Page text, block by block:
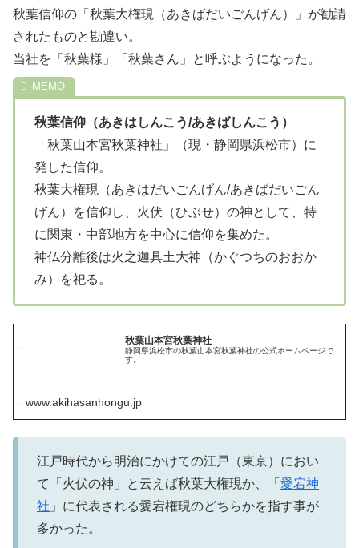
秋葉信仰の「秋葉大権現（あきばだいごんげん）」が勧請
されたものと勘違い。
当社を「秋葉様」「秋葉さん」と呼ぶようになった。
秋葉信仰（あきはしんこう/あきばしんこう）
「秋葉山本宮秋葉神社」（現・静岡県浜松市）に
発した信仰。
秋葉大権現（あきはだいごんげん/あきばだいごん
げん）を信仰し、火伏（ひぶせ）の神として、特
に関東・中部地方を中心に信仰を集めた。
神仏分離後は火之迦具土大神（かぐつちのおおか
み）を祀る。
秋葉山本宮秋葉神社
静岡県浜松市の秋葉山本宮秋葉神社の公式ホームページで
す。
www.akihasanhongu.jp
江戸時代から明治にかけての江戸（東京）におい
て「火伏の神」と云えば秋葉大権現か、「 愛宕神
社 」に代表される愛宕権現のどちらかを指す事が
多かった。